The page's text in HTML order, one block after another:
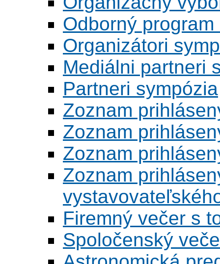
Odborný
Organizátori
Mediálni partneri
Partneri sympózia
Zoznam
Zoznam
Zoznam
Zoznam
Firemný večer s
Spoločenský